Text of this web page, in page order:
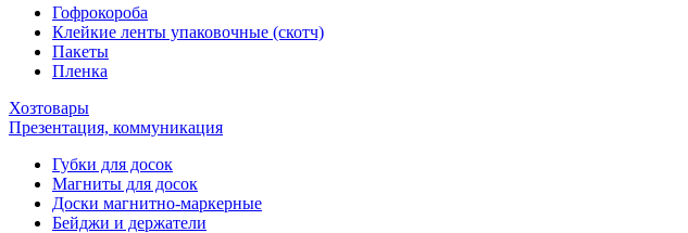
Гофрокороба
Клейкие ленты упаковочные (скотч)
Пакеты
Пленка
Хозтовары
Презентация, коммуникация
Губки для досок
Магниты для досок
Доски магнитно-маркерные
Бейджи и держатели